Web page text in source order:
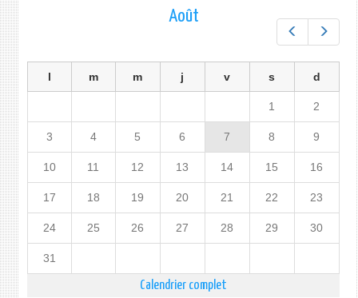
Préc.
Août
l m m j v s d
1 2
3 4 5 6 7 8 9
10 11 12 13 14 15 16
17 18 19 20 21 22 23
24 25 26 27 28 29 30
31
Calendrier complet